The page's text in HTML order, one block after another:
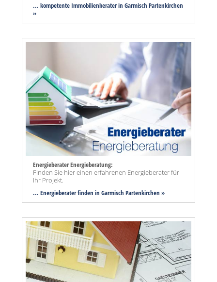
... kompetente Immobilienberater in Garmisch Partenkirchen
»
Energieberater Energieberatung:
Finden Sie hier einen erfahrenen Energieberater für
Ihr Projekt.
... Energieberater finden in Garmisch Partenkirchen »